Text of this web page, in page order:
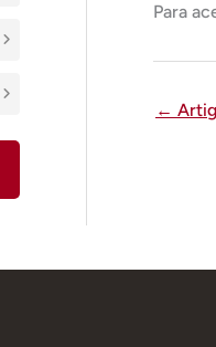
Para
←